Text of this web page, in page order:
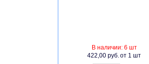
В наличии: 6 шт
422,00 руб.от 1 шт